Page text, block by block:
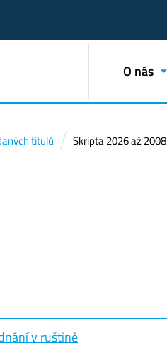
O nás
titulů Skripta 2026 až 2008
v ruštině